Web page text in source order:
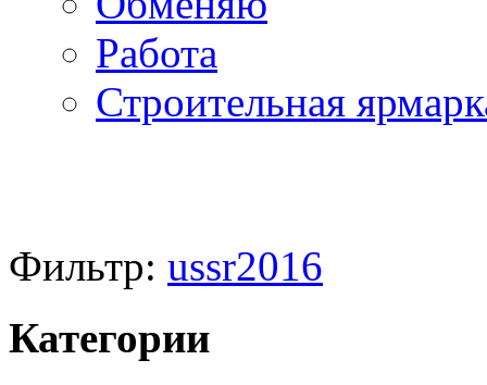
Работа
Строительная
Фильтр: ussr2016
Категории